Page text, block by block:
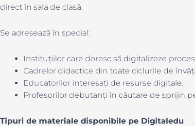
direct în sala de clasă.
Se adresează în special:
Instituțiilor care doresc să digitalizeze
Cadrelor didactice din toate ciclurile de
Educatorilor interesați de resurse digitale.
Profesorilor debutanți în căutare de sprijin
Tipuri de materiale disponibile pe Digitaledu